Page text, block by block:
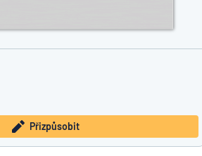
Přizpůsobit